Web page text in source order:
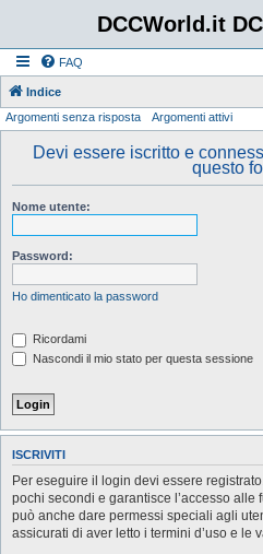
DCCWorld.it
FAQ
Indice
Argomenti senza risposta Argomenti attivi
Devi essere iscritto e
questo
Nome utente:
Password:
Ho dimenticato la password
Ricordami
Nascondi il mio stato per questa sessione
ISCRIVITI
Per eseguire il login devi essere
pochi secondi e garantisce l’accesso alle
può anche dare permessi speciali agli
assicurati di aver letto i termini d’uso e le